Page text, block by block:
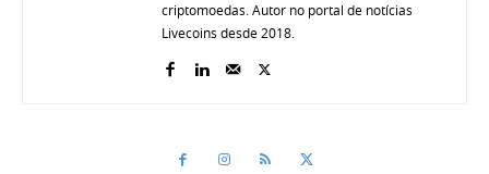
criptomoedas. Autor no portal de notícias
Livecoins desde 2018.